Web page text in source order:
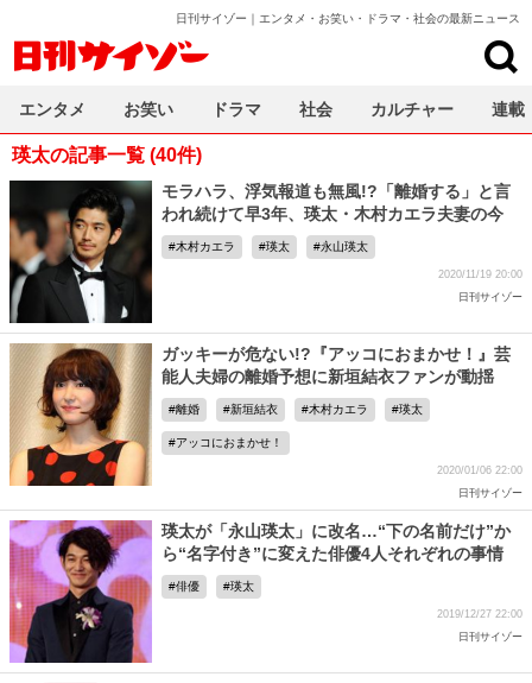
日刊サイゾー｜エンタメ・お笑い・ドラマ・社会の最新ニュース
瑛太の記事一覧 (40件)
モラハラ、浮気報道も無風!?「離婚する」と言
われ続けて早3年、瑛太・木村カエラ夫妻の今
木村カエラ 瑛太 永山瑛太
2020/11/19 20:00
日刊サイゾー
ガッキーが危ない!?『アッコにおまかせ！』芸
能人夫婦の離婚予想に新垣結衣ファンが動揺
離婚 新垣結衣 木村カエラ 瑛太
アッコにおまかせ！
2020/01/06 22:00
日刊サイゾー
瑛太が「永山瑛太」に改名…“下の名前だけ”か
ら“名字付き”に変えた俳優4人それぞれの事情
俳優 瑛太
2019/12/27 22:00
日刊サイゾー
エンタメ お笑い ドラマ 社会 カルチャー 連載